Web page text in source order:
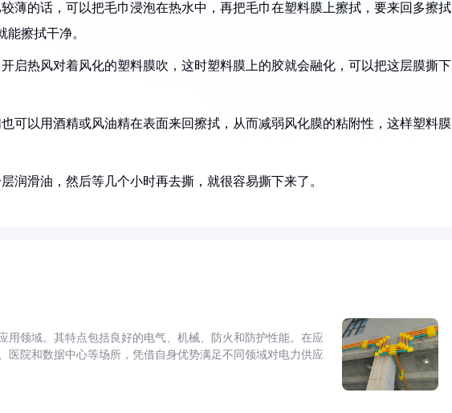
薄的话，可以把毛巾浸泡在热水中，再把毛巾在塑料膜上擦拭，要来回多擦拭
擦拭干净。
启热风对着风化的塑料膜吹，这时塑料膜上的胶就会融化，可以把这层膜撕下
可以用酒精或风油精在表面来回擦拭，从而减弱风化膜的粘附性，这样塑料膜
润滑油，然后等几个小时再去撕，就很容易撕下来了。
用领域。其特点包括良好的电气、机械、防火和防护性能。在应
医院和数据中心等场所，凭借自身优势满足不同领域对电力供应